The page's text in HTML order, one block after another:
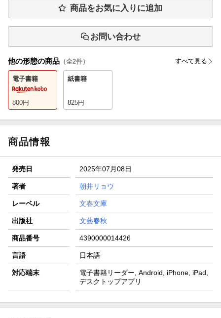
商品をお気に入りに追加
お問い合わせ
他の形態の商品 （全2件） すべて見る
電子書籍
800円
紙書籍
825円
商品情報
発売日 2025年07月08日
著者 朝井リョウ
レーベル 文春文庫
出版社 文藝春秋
商品番号 4390000014426
言語 日本語
対応端末
電子書籍リーダー, Android, iPhone, iPad,
デスクトップアプリ